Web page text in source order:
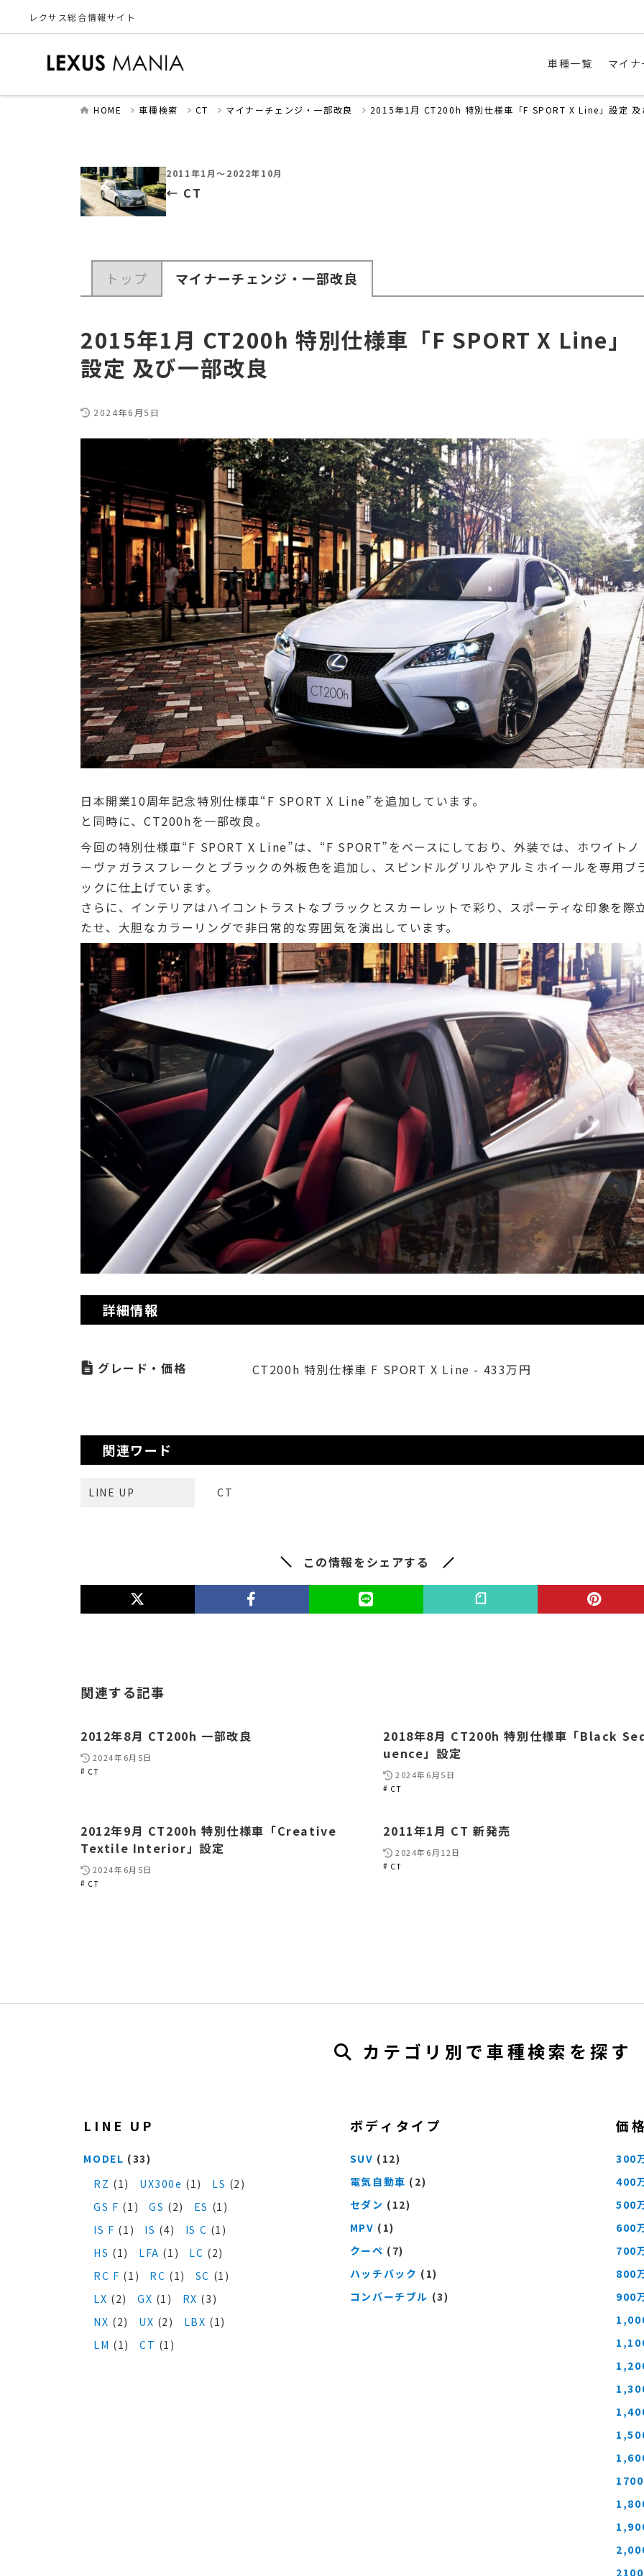
レクサス総合情報サイト
車種一覧 マイ
HOME 車種検索 CT マイナーチェンジ・一部改良 2015年1月 CT200h 特別仕様車「F SPORT X Line」設定 及
2011年1月～2022年10月
CT
トップ マイナーチェンジ・一部改良
2015年1月 CT200h 特別仕様車「F SPORT X Line」
設定 及び一部改良
2024年6月5日
日本開業10周年記念特別仕様車“F SPORT X Line”を追加しています。
と同時に、CT200hを一部改良。
今回の特別仕様車“F SPORT X Line”は、“F SPORT”をベースにしており、外装では、ホワイトノ
ーヴァガラスフレークとブラックの外板色を追加し、スピンドルグリルやアルミホイールを専用ブ
ックに仕上げています。
さらに、インテリアはハイコントラストなブラックとスカーレットで彩り、スポーティな印象を際
たせ、大胆なカラーリングで非日常的な雰囲気を演出しています。
詳細情報
グレード・価格 CT200h 特別仕様車 F SPORT X Line - 433万円
関連ワード
LINE UP CT
この情報をシェアする
関連する記事
2012年8月 CT200h 一部改良
2024年6月5日
CT
2018年8月 CT200h 特別仕様車「Black
uence」設定
2024年6月5日
CT
2012年9月 CT200h 特別仕様車「Creative
Textile Interior」設定
2024年6月5日
CT
2011年1月 CT 新発売
2024年6月12日
CT
カテゴリ別で車種検索を探す
LINE UP
MODEL (33)
RZ (1) UX300e (1) LS (2)
GS F (1) GS (2) ES (1)
IS F (1) IS (4) IS C (1)
HS (1) LFA (1) LC (2)
RC F (1) RC (1) SC (1)
LX (2) GX (1) RX (3)
NX (2) UX (2) LBX (1)
LM (1) CT (1)
ボディタイプ
SUV (12)
電気自動車 (2)
セダン (12)
MPV (1)
クーペ (7)
ハッチバック (1)
コンバーチブル (3)
価
300
400
500
600
700
800
900